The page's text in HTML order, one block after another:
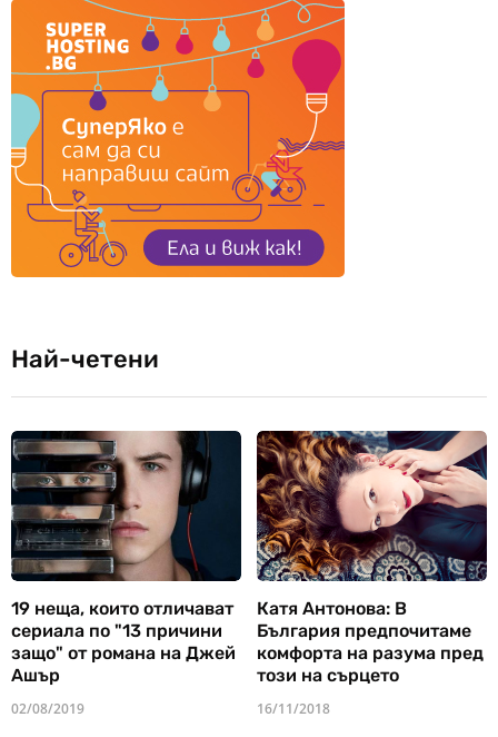
Най-четени
19 неща, които отличават
сериала по "13 причини
защо" от романа на Джей
Ашър
02/08/2019
Катя Антонова: В
България предпочитаме
комфорта на разума пред
този на сърцето
16/11/2018